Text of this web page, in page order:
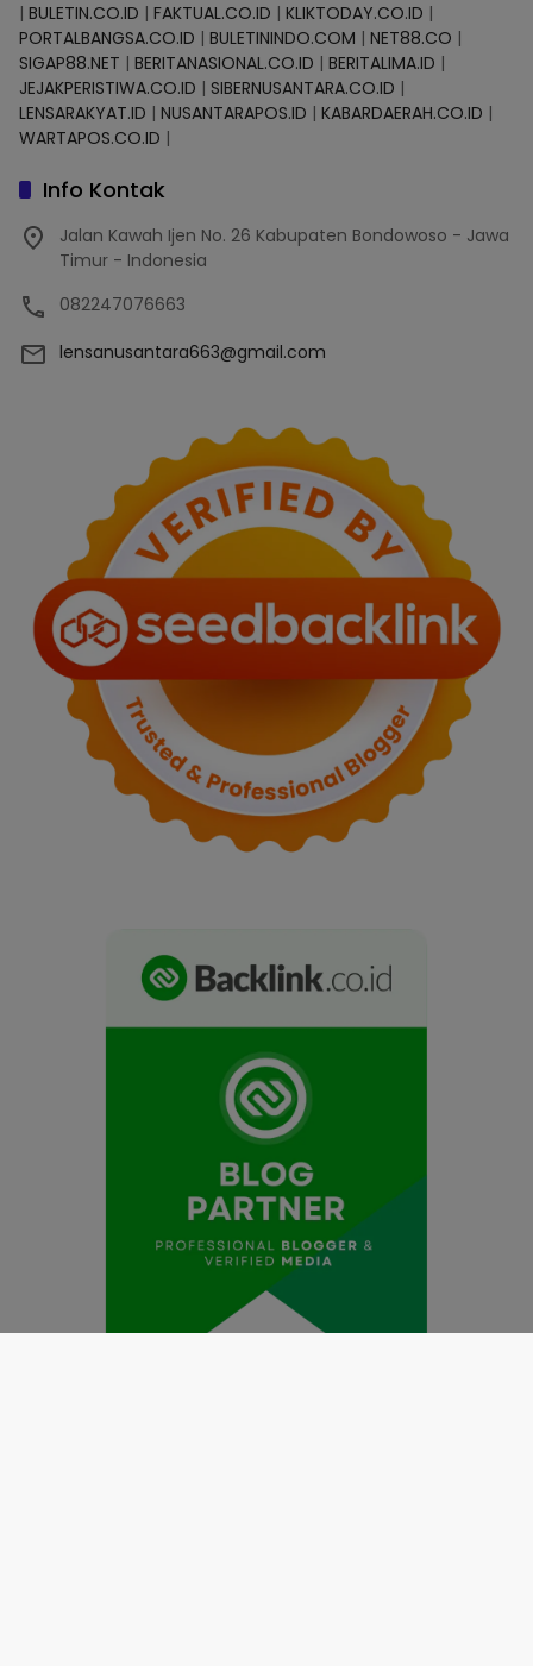
| BULETIN.CO.ID | FAKTUAL.CO.ID | KLIKTODAY.CO.ID |
PORTALBANGSA.CO.ID | BULETININDO.COM | NET88.CO |
SIGAP88.NET | BERITANASIONAL.CO.ID | BERITALIMA.ID |
JEJAKPERISTIWA.CO.ID | SIBERNUSANTARA.CO.ID |
LENSARAKYAT.ID | NUSANTARAPOS.ID | KABARDAERAH.CO.ID |
WARTAPOS.CO.ID |
Info Kontak
Jalan Kawah Ijen No. 26 Kabupaten Bondowoso - Jawa
Timur - Indonesia
082247076663
lensanusantara663@gmail.com